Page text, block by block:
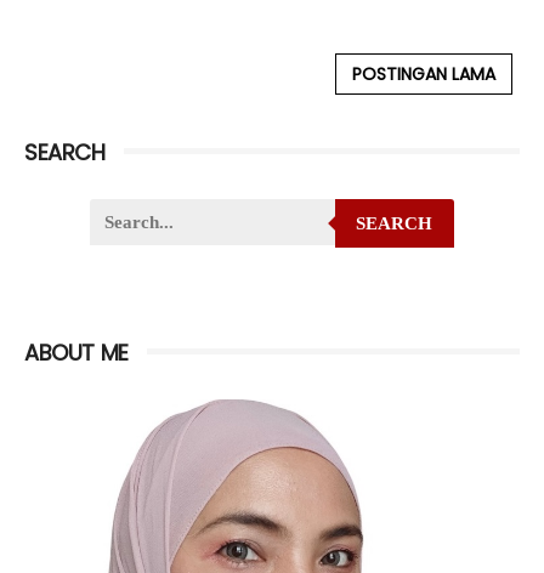
POSTINGAN LAMA
SEARCH
SEARCH
ABOUT ME